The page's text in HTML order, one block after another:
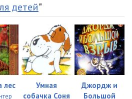
Риммы
11:26
Дома журналистов 05:32
10:33
детей"
лес
Умная
собачка Соня
Джордж и
Большой